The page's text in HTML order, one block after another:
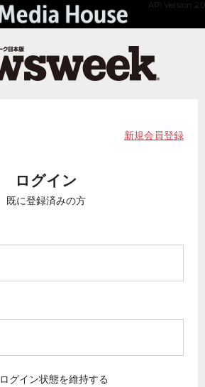
API Version 2.0
新規会員登録
ログイン
既に登録済みの方
ログイン状態を維持する